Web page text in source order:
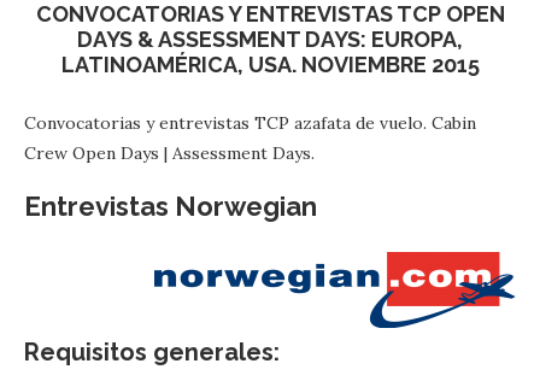
CONVOCATORIAS Y ENTREVISTAS TCP OPEN
DAYS & ASSESSMENT DAYS: EUROPA,
LATINOAMÉRICA, USA. NOVIEMBRE 2015
Convocatorias y entrevistas TCP azafata de vuelo. Cabin
Crew Open Days | Assessment Days.
Entrevistas Norwegian
Requisitos generales: